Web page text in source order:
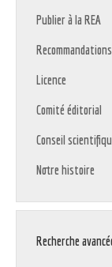
Publier à la REA
Licence
Comité éditorial
Conseil
Notre histoire
Recherche